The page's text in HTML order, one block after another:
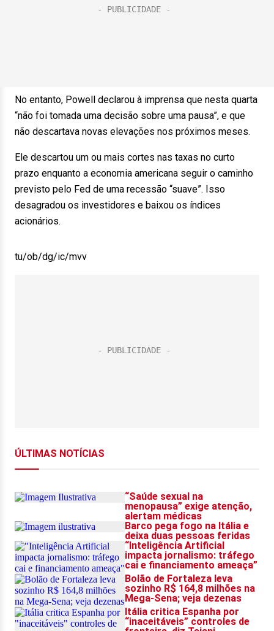
No entanto, Powell declarou à imprensa que nesta quarta
“não foi tomada uma decisão sobre uma pausa”, e que
não descartava novas elevações nos próximos meses.
Ele descartou um ou mais cortes nas taxas no curto
prazo enquanto a economia americana seguir o caminho
previsto pelo Fed de uma recessão “suave”. Isso
desagradou os investidores e baixou os índices
acionários.
tu/ob/dg/ic/mvv